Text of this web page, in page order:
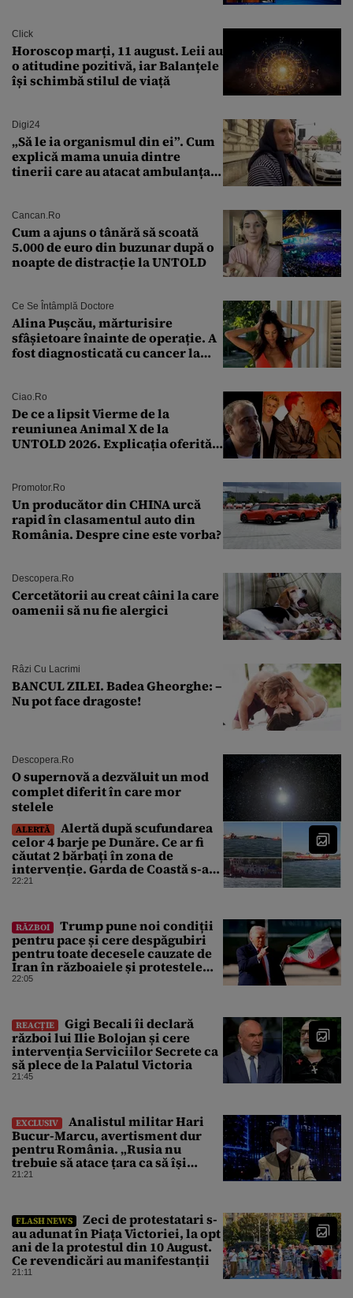
Click
Horoscop marți, 11 august. Leii au
o atitudine pozitivă, iar Balanțele
își schimbă stilul de viață
Digi24
„Să le ia organismul din ei”. Cum
explică mama unuia dintre
tinerii care au atacat ambulanța
Cancan.ro
Cum a ajuns o tânără să scoată
5.000 de euro din buzunar după o
noapte de distracție la UNTOLD
Ce Se Întâmplă Doctore
Alina Pușcău, mărturisire
sfâșietoare înainte de operație. A
fost diagnosticată cu cancer la
îmi salvez viața”
Ciao.ro
De ce a lipsit Vierme de la
reuniunea Animal X de la
UNTOLD 2026. Explicația oferită
Promotor.ro
Un producător din CHINA urcă
rapid în clasamentul auto din
România. Despre cine este vorba?
Descopera.ro
Cercetătorii au creat câini la care
oamenii să nu fie alergici
Râzi Cu Lacrimi
BANCUL ZILEI. Badea Gheorghe: –
Nu pot face dragoste!
Descopera.ro
O supernovă a dezvăluit un mod
complet diferit în care mor
stelele
ALERTĂ
Alertă după scufundarea
celor 4 barje pe Dunăre. Ce ar fi
căutat 2 bărbați în zona de
intervenție. Garda de Coastă s-a
deplasat urgent
22:21
RĂZBOI
Trump pune noi condiții
pentru pace și cere despăgubiri
pentru toate decesele cauzate de
Iran în războaiele și protestele
din ultimii 50 de ani
22:05
REACȚIE
Gigi Becali îi declară
război lui Ilie Bolojan și cere
intervenția Serviciilor Secrete ca
să plece de la Palatul Victoria
21:45
EXCLUSIV
Analistul militar Hari
Bucur-Marcu, avertisment dur
pentru România. „Rusia nu
trebuie să atace țara ca să își
atingă obiectivele de aici”
21:21
FLASH NEWS
Zeci de protestatari s-
au adunat în Piața Victoriei, la opt
ani de la protestul din 10 August.
Ce revendicări au manifestanții
21:11